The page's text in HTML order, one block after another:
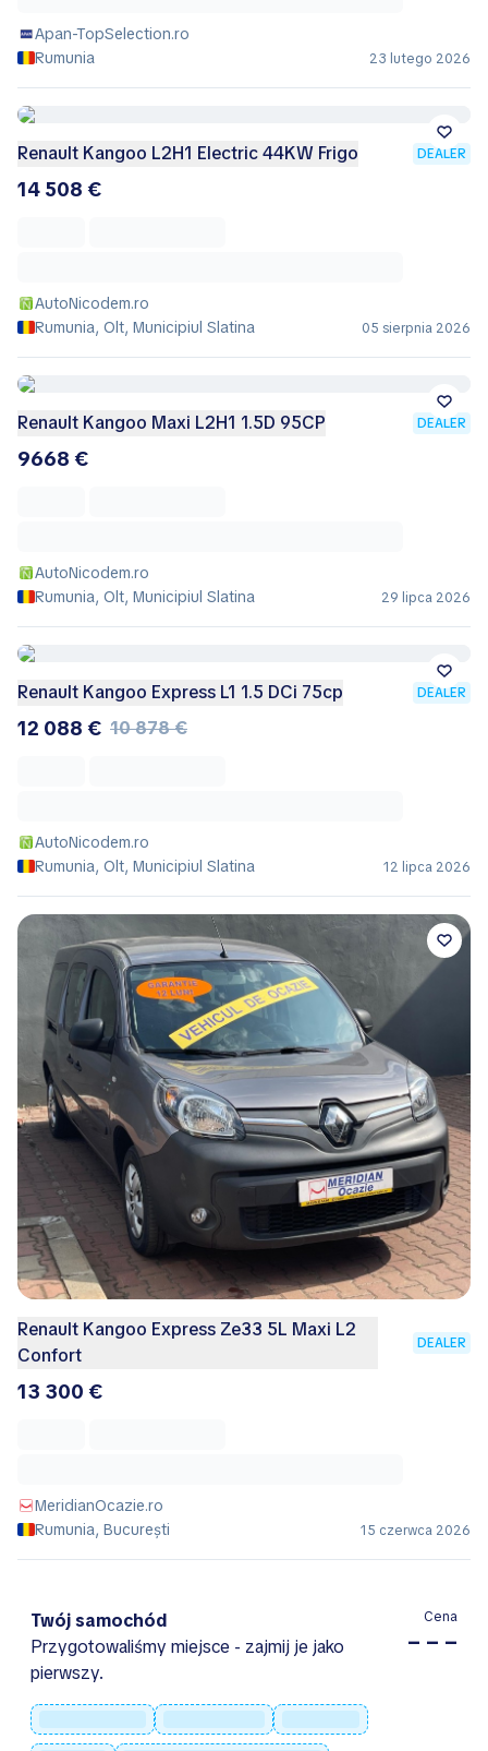
Apan-TopSelection.ro
Rumunia
23 lutego 2026
Renault Kangoo L2H1 Electric 44KW Frigo DEALER
14 508 €
AutoNicodem.ro
Rumunia, Olt, Municipiul Slatina
05 sierpnia 2026
Renault Kangoo Maxi L2H1 1.5D 95CP DEALER
9668 €
AutoNicodem.ro
Rumunia, Olt, Municipiul Slatina
29 lipca 2026
Renault Kangoo Express L1 1.5 DCi 75cp DEALER
12 088 € 10 878 €
AutoNicodem.ro
Rumunia, Olt, Municipiul Slatina
12 lipca 2026
Renault Kangoo Express Ze33 5L Maxi L2
Confort
DEALER
13 300 €
MeridianOcazie.ro
Rumunia, București
15 czerwca 2026
Twój samochód
Przygotowaliśmy miejsce - zajmij je jako
pierwszy.
Cena
– – –